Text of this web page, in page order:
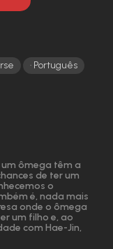
Português
ômega têm a
de ter um
o
é, nada mais
onde o ômega
um filho e, ao
com Hae-Jin,